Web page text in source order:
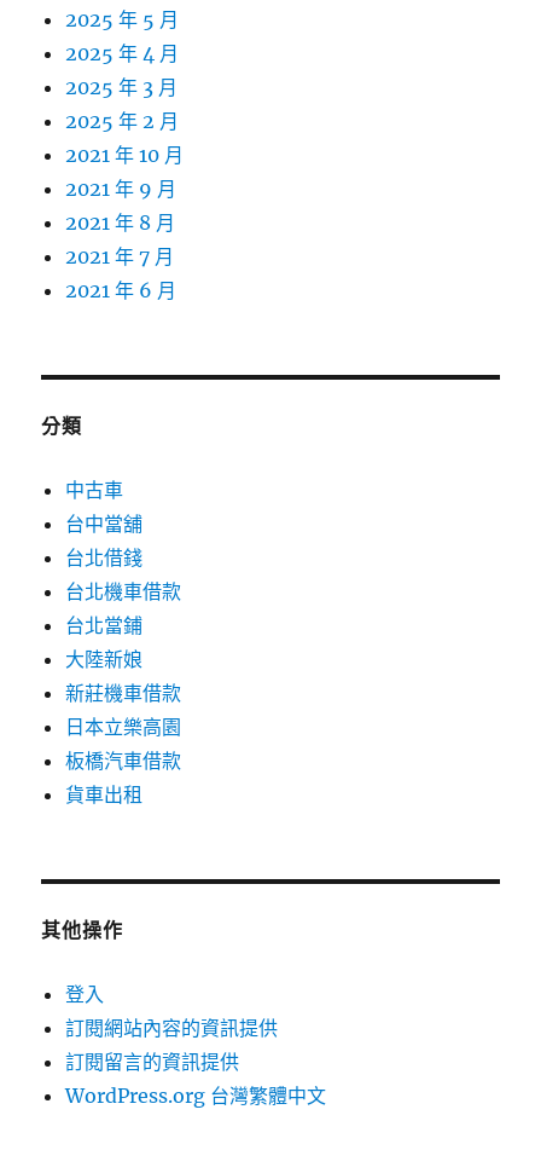
2025 年 5 月
2025 年 4 月
2025 年 3 月
2025 年 2 月
2021 年 10 月
2021 年 9 月
2021 年 8 月
2021 年 7 月
2021 年 6 月
分類
中古車
台中當舖
台北借錢
台北機車借款
台北當鋪
大陸新娘
新莊機車借款
日本立樂高園
板橋汽車借款
貨車出租
其他操作
登入
訂閱網站內容的資訊提供
訂閱留言的資訊提供
WordPress.org 台灣繁體中文